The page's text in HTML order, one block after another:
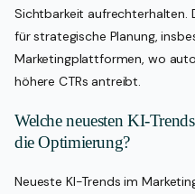
Sichtbarkeit aufrechterhalten.
für strategische Planung,
Marketingplattformen, wo
höhere CTRs antreibt.
Welche neuesten KI-
die Optimierung?
Neueste KI-Trends im